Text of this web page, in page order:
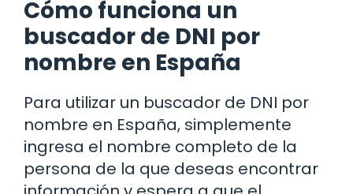
Cómo funciona un
buscador de DNI por
nombre en España
Para utilizar un buscador de DNI por
nombre en España, simplemente
ingresa el nombre completo de la
persona de la que deseas encontrar